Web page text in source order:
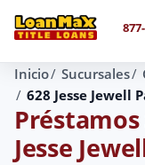
Inicio Sucursales
628 Jesse Jewell
Jesse